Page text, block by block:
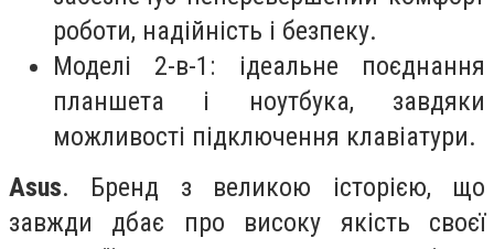
роботи, надійність і безпеку.
Моделі 2-в-1: ідеальне поєднання
планшета і ноутбука, завдяки
можливості підключення клавіатури.
Asus. Бренд з великою історією, що
завжди дбає про високу якість своєї